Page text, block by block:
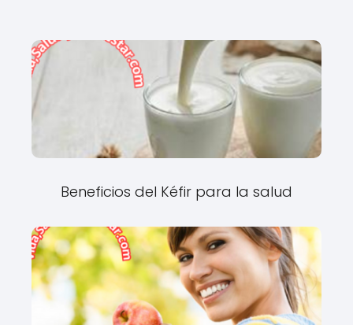
Beneficios del Kéfir para la salud